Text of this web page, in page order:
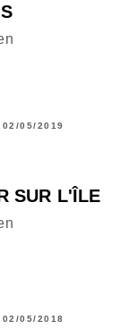
02/05/2019
SUR L'ÎLE
02/05/2018